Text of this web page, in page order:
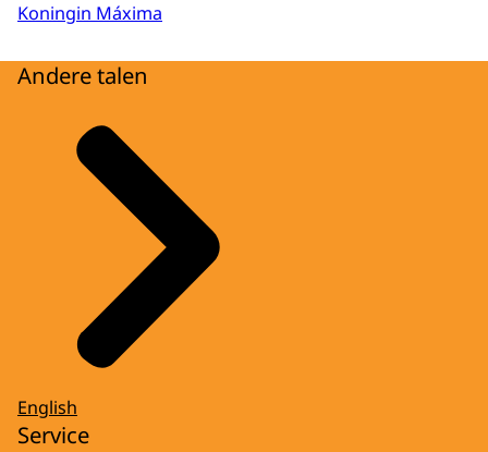
Koningin Máxima
Andere talen
English
Service